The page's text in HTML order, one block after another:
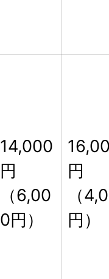
14,000
円
（6,00
0円）
円
（
円）